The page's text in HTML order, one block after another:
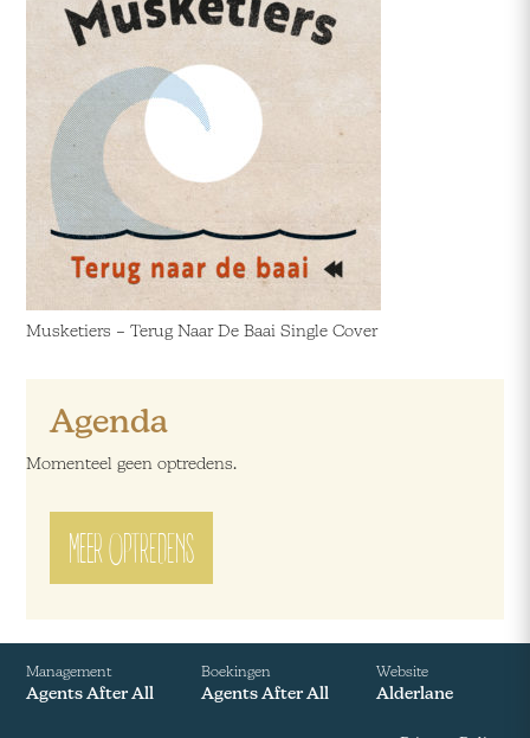
Musketiers – Terug Naar De Baai Single Cover
Agenda
Momenteel geen optredens.
MEER OPTREDENS
Management
Agents After All
Boekingen
Agents After All
Website
Alderlane